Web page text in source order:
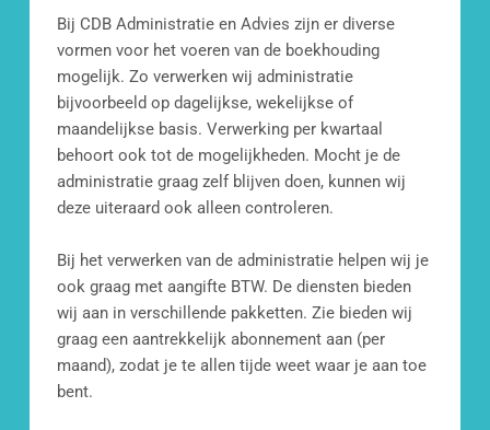
info@cdbadministratie.nl
Bel ons
010 307 2338
Bij CDB Administratie en Advies zijn er diverse
vormen voor het voeren van de boekhouding
mogelijk. Zo verwerken wij administratie
bijvoorbeeld op dagelijkse, wekelijkse of
maandelijkse basis. Verwerking per kwartaal
behoort ook tot de mogelijkheden. Mocht je de
administratie graag zelf blijven doen, kunnen wij
deze uiteraard ook alleen controleren.
Bij het verwerken van de administratie helpen wij je
ook graag met aangifte BTW. De diensten bieden
wij aan in verschillende pakketten. Zie bieden wij
graag een aantrekkelijk abonnement aan (per
maand), zodat je te allen tijde weet waar je aan toe
bent.